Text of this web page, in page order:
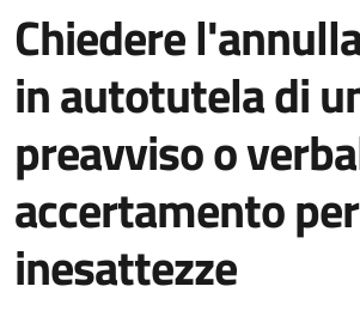
Chiedere
in autotutela di
preavviso o
accertamento per
inesattezze